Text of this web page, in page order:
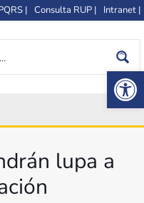
| Consulta RUP | Intranet |
lupa a